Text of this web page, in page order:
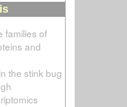
families of
and
the stink bug